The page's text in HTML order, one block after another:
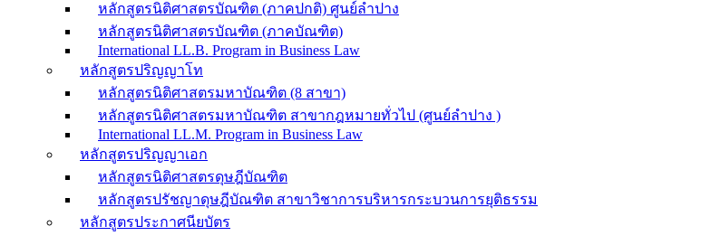
หลักสูตรนิติศาสตรบัณฑิต (ภาคปกติ) ศูนย์ลำปาง
หลักสูตรนิติศาสตรบัณฑิต (ภาคบัณฑิต)
International LL.B. Program in Business Law
หลักสูตรปริญญาโท
หลักสูตรนิติศาสตรมหาบัณฑิต (8 สาขา)
หลักสูตรนิติศาสตรมหาบัณฑิต สาขากฎหมายทั่วไป (ศูนย์ลำปาง )
International LL.M. Program in Business Law
หลักสูตรปริญญาเอก
หลักสูตรนิติศาสตรดุษฎีบัณฑิต
หลักสูตรปรัชญาดุษฎีบัณฑิต สาขาวิชาการบริหารกระบวนการยุติธรรม
หลักสูตรประกาศนียบัตร